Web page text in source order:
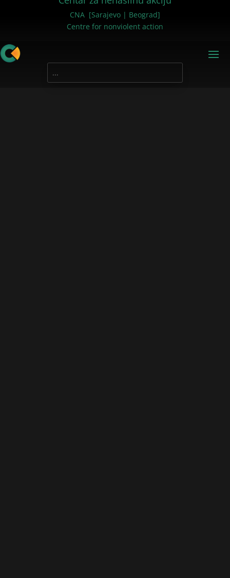
CNA [Sarajevo | Beograd]
Centre for nonviolent action